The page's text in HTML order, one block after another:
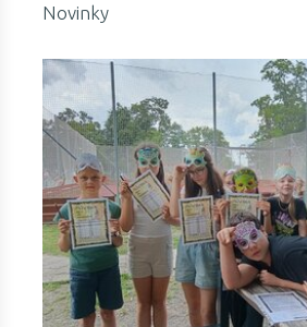
Novinky